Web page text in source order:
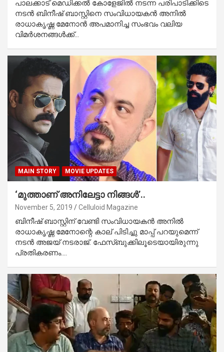
പാലക്കാട് മെഡിക്കല്‍ കോളേജില്‍ നടന്ന പരിപാടിക്കിടെ
നടന്‍ ബിനീഷ് ബാസ്റ്റിനെ സംവിധായകന്‍ അനില്‍
രാധാകൃഷ്ണ മേനോന്‍ അപമാനിച്ച സംഭവം വലിയ
വിമര്‍ശനങ്ങള്‍ക്ക്…
MAIN STORY MOVIE UPDATES
‘മുത്താണ് അനിലേട്ടാ നിങ്ങള്‍’..
November 5, 2019 Celluloid Magazine
ബിനീഷ് ബാസ്റ്റിന് വേണ്ടി സംവിധായകന്‍ അനില്‍
രാധാകൃഷ്ണ മേനോന്റെ കാല് പിടിച്ചു മാപ്പ് പറയുമെന്ന്
നടന്‍ അജയ് നടരാജ്. ഫേസ്ബുക്കിലൂടെയായിരുന്നു
പ്രതികരണം.…